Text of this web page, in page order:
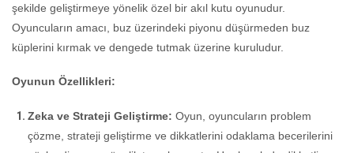
şekilde geliştirmeye yönelik özel bir akıl kutu oyunudur.
Oyuncuların amacı, buz üzerindeki piyonu düşürmeden buz
küplerini kırmak ve dengede tutmak üzerine kuruludur.
Oyunun Özellikleri:
Zeka ve Strateji Geliştirme: Oyun, oyuncuların problem
çözme, strateji geliştirme ve dikkatlerini odaklama becerilerini